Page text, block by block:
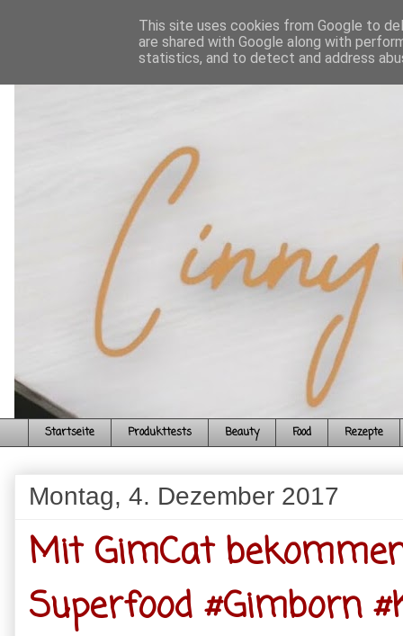
Startseite Produkttests Beauty Food Rezepte
Montag, 4. Dezember 2017
Mit GimCat
Superfood #Gimborn
This site uses cookies from Google to
are shared with Google along with
statistics, and to detect and address